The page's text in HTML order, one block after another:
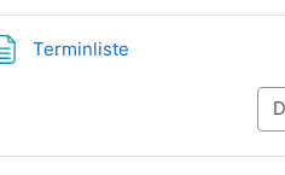
TerminlisteTextseite